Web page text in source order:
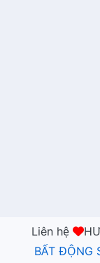
Liên hệ
BẤT ĐỘNG